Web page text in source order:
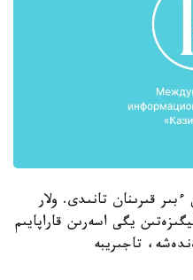
قىرىنان تانىدى. ولار
يگى اسەرىن قاراپايىم
تاجىريبە